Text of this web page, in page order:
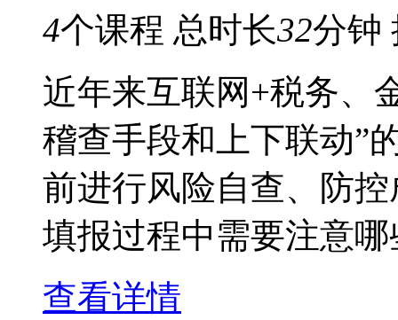
4个课程 总时长32分钟
近年来互联网+税务、
稽查手段和上下联动”
前进行风险自查、防
填报过程中需要注意
查看详情